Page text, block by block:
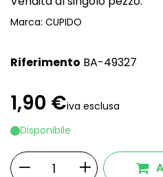
Marca: CUPIDO
Riferimento BA-49327
1,90 €iva esclusa
Disponibile